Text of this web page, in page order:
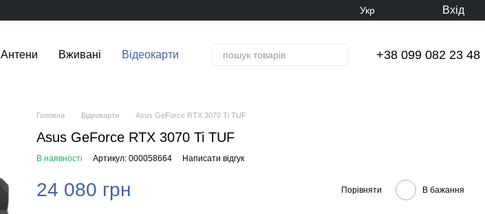
Укр Вхід
Антени Вживані Відеокарти +38 099 082 23 48
Головна Відеокарти Asus GeForce RTX 3070 Ti TUF
Asus GeForce RTX 3070 Ti TUF
В наявності Артикул: 000058664 Написати відгук
24 080 грн Порівняти В бажання